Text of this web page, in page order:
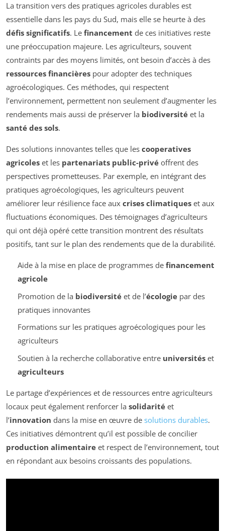
La transition vers des pratiques agricoles durables est
essentielle dans les pays du Sud, mais elle se heurte à des
défis significatifs. Le financement de ces initiatives reste
une préoccupation majeure. Les agriculteurs, souvent
contraints par des moyens limités, ont besoin d’accès à des
ressources financières pour adopter des techniques
agroécologiques. Ces méthodes, qui respectent
l’environnement, permettent non seulement d’augmenter les
rendements mais aussi de préserver la biodiversité et la
santé des sols.
Des solutions innovantes telles que les cooperatives
agricoles et les partenariats public-privé offrent des
perspectives prometteuses. Par exemple, en intégrant des
pratiques agroécologiques, les agriculteurs peuvent
améliorer leur résilience face aux crises climatiques et aux
fluctuations économiques. Des témoignages d’agriculteurs
qui ont déjà opéré cette transition montrent des résultats
positifs, tant sur le plan des rendements que de la durabilité.
Aide à la mise en place de programmes de financement
agricole
Promotion de la biodiversitéet de l’écologiepar des
pratiques innovantes
Formations sur les pratiques agroécologiques pour les
agriculteurs
Soutien à la recherche collaborative entre universitéset
agriculteurs
Le partage d’expériences et de ressources entre agriculteurs
locaux peut également renforcer la solidarité et
l’innovation dans la mise en œuvre de solutions durables.
Ces initiatives démontrent qu’il est possible de concilier
production alimentaire et respect de l’environnement, tout
en répondant aux besoins croissants des populations.